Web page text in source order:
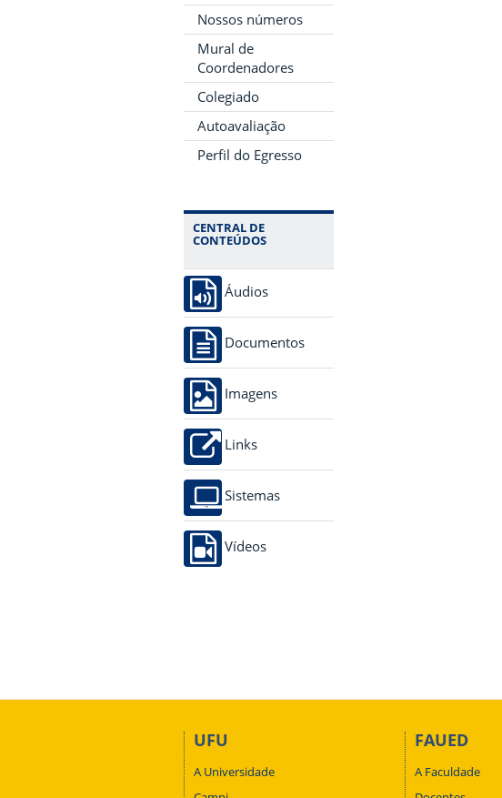
Nossos números
Mural de
Coordenadores
Colegiado
Autoavaliação
Perfil do Egresso
CENTRAL DE
CONTEÚDOS
Áudios
Documentos
Imagens
Links
Sistemas
Vídeos
UFU
A Universidade
FAUED
A Faculdade